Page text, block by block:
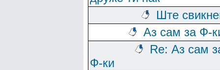
Ште
Аз сам за Ф-
Re: Аз сам
Ф-ки